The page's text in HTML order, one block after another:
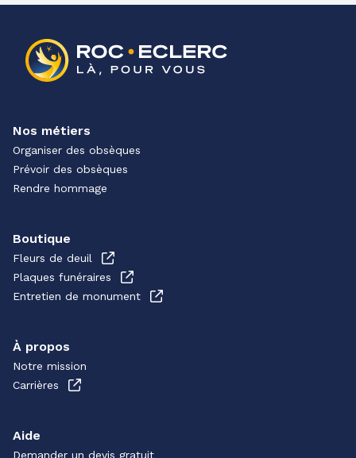
Nos métiers
Organiser des obsèques
Prévoir des obsèques
Rendre hommage
Boutique
Fleurs de deuil
Plaques funéraires
Entretien de monument
À propos
Notre mission
Carrières
Aide
Demander un devis gratuit